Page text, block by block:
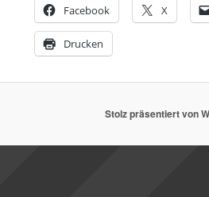
Facebook
X
Drucken
Stolz präsentiert von